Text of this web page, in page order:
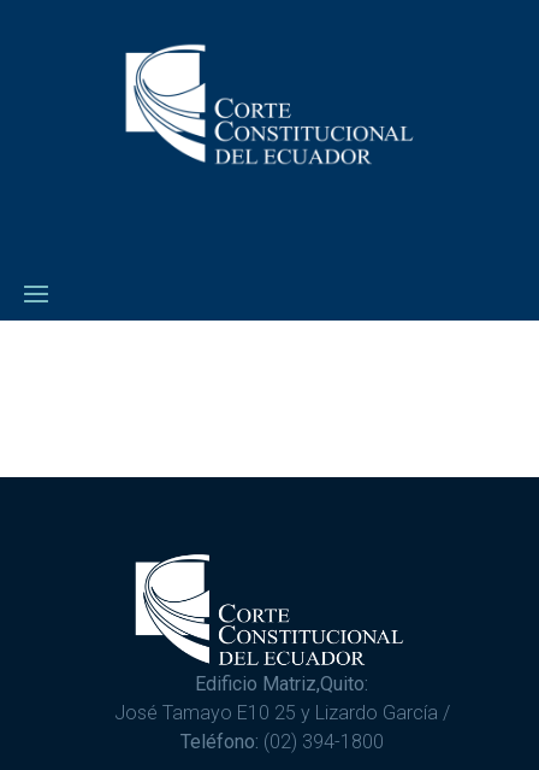
Edificio Matriz,Quito:
José Tamayo E10 25 y Lizardo García /
Teléfono: (02) 394-1800